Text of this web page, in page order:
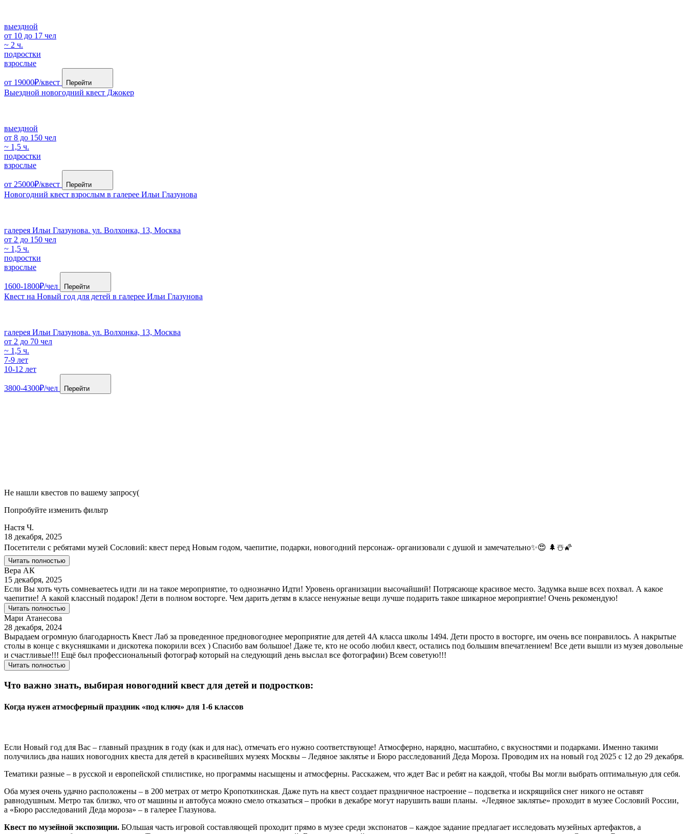
выездной
от 10 до 17 чел
~ 2 ч.
подростки
взрослые
от 19000₽/квест Перейти
Выездной новогодний квест Джокер
выездной
от 8 до 150 чел
~ 1,5 ч.
подростки
взрослые
от 25000₽/квест Перейти
Новогодний квест взрослым в галерее Ильи Глазунова
галерея Ильи Глазунова. ул. Волхонка, 13, Москва
от 2 до 150 чел
~ 1,5 ч.
подростки
взрослые
1600-1800₽/чел Перейти
Квест на Новый год для детей в галерее Ильи Глазунова
галерея Ильи Глазунова. ул. Волхонка, 13, Москва
от 2 до 70 чел
~ 1,5 ч.
7-9 лет
10-12 лет
3800-4300₽/чел Перейти
Не нашли квестов по вашему запросу(
Попробуйте изменить фильтр
Настя Ч.
18 декабря, 2025
Посетители с ребятами музей Сословий: квест перед Новым годом, чаепитие, подарки, новогодний персонаж- организовали с душой и замечательно✨😍 🌲☃️🌠
Читать полностью
Вера АК
15 декабря, 2025
Если Вы хоть чуть сомневаетесь идти ли на такое мероприятие, то однозначно Идти! Уровень организации высочайший! Потрясающе красивое место. Задумка выше всех похвал. А какое
чаепитие! А какой классный подарок! Дети в полном восторге. Чем дарить детям в классе ненужные вещи лучше подарить такое шикарное мероприятие! Очень рекомендую!
Читать полностью
Мари Атанесова
28 декабря, 2024
Вырадаем огромную благодарность Квест Лаб за проведенное предновогоднее мероприятие для детей 4А класса школы 1494. Дети просто в восторге, им очень все понравилось. А накрытые
столы в конце с вкусняшками и дискотека покорили всех ) Спасибо вам большое! Даже те, кто не особо любил квест, остались под большим впечатлением! Все дети вышли из музея довольные
и счастливые!!! Ещё был профессиональный фотограф который на следующий день выслал все фотографии) Всем советую!!!
Читать полностью
Что важно знать, выбирая новогодний квест для детей и подростков:
Когда нужен атмосферный праздник «под ключ» для 1-6 классов
Если Новый год для Вас – главный праздник в году (как и для нас), отмечать его нужно соответствующе! Атмосферно, нарядно, масштабно, с вкусностями и подарками. Именно такими
получились два наших новогодних квеста для детей в красивейших музеях Москвы – Ледяное заклятье и Бюро расследований Деда Мороза. Проводим их на новый год 2025 с 12 до 29 декабря.
Тематики разные – в русской и европейской стилистике, но программы насыщены и атмосферны. Расскажем, что ждет Вас и ребят на каждой, чтобы Вы могли выбрать оптимальную для себя.
Оба музея очень удачно расположены – в 200 метрах от метро Кропоткинская. Даже путь на квест создает праздничное настроение – подсветка и искрящийся снег никого не оставят
равнодушным. Метро так близко, что от машины и автобуса можно смело отказаться – пробки в декабре могут нарушить ваши планы. «Ледяное заклятье» проходит в музее Сословий России,
а «Бюро расследований Деда мороза» – в галерее Глазунова.
Квест по музейной экспозиции. БОльшая часть игровой составляющей проходит прямо в музее среди экспонатов – каждое задание предлагает исследовать музейных артефактов, а